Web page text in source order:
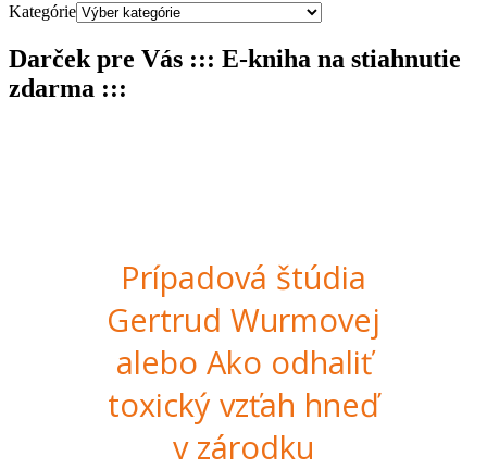
Kategórie
Darček pre Vás ::: E-kniha na stiahnutie
zdarma :::
Prípadová štúdia
Gertrud Wurmovej
alebo Ako odhaliť
toxický vzťah hneď
v zárodku